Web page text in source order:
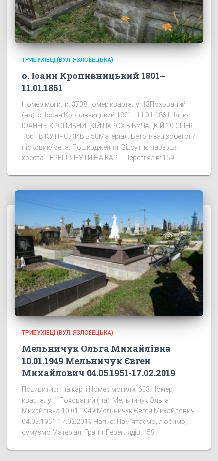
ТРИБУХІВЦІ (ВУЛ. ЯЗЛОВЕЦЬКА)
о. Іоанн Кропивницький 1801–
11.01.1861
Номер могили: 3708Номер кварталу: 13Похований
(на): о. Іоанн Кропивницький 1801–11.01.1861Напис:
ІОАННЪ КРОПИВНИЦКІЙ ПАРОХЪ БУЧАЦКІЙ 10 СІЧНЯ
1861 ВІКУ ПРОЖИВЪ 50Матеріал: Бетон/залізобетон/
пісковик/металПошкодження: Відсутнє навершя
хреста ПЕРЕГЛЯНУТИ НА КАРТІ Переглядів: 159
ТРИБУХІВЦІ (ВУЛ. ЯЗЛОВЕЦЬКА)
Мельничук Ольга Михайлівна
10.01.1949 Мельничук Євген
Михайлович 04.05.1951-17.02.2019
Подивитися на карті Номер могили: 633 Номер
кварталу: 1 Похований (на): Мельничук Ольга
Михайлівна 10.01.1949 Мельничук Євген Михайлович
04.05.1951-17.02.2019 Напис: Пам’ятаємо, любимо,
сумуємо Матеріал: Граніт Переглядів: 159